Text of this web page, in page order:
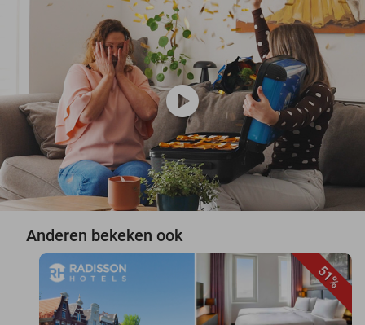
play_circle
Anderen bekeken ook
51%